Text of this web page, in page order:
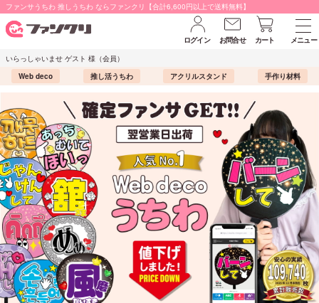
ファンサうちわ 推しうちわ ならファンクリ【合計6,600円以上で送料無料】
ログイン お問合せ カート
メニュー
いらっしゃいませ ゲスト 様（会員）
Web deco
推し活うちわ アクリルスタンド 手作り材料